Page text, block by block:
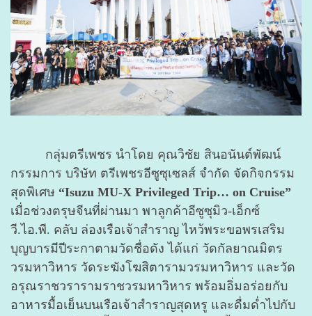
กลุ่มตรีเพชร นำโดย คุณวิชัย สินอนันต์พัฒน์
กรรมการ บริษัท ตรีเพชรอีซูซุเซลส์ จำกัด จัดกิจกรรม
สุดพิเศษ “Isuzu MU-X Privileged Trip… on Cruise”
เมื่อช่วงตรุษจีนที่ผ่านมา พาลูกค้าอีซูซุมิว-เอ็กซ์
วี.ไอ.พี. คลับ ล่องเรือเจ้าสำราญ ไหว้พระขอพรเสริม
บุญบารมีปีระกาตามวัดชื่อดัง ได้แก่ วัดกัลยาณมิตร
วรมหาวิหาร วัดระฆังโฆสิตารามวรมหาวิหาร และวัด
อรุณราชวรารามราชวรมหาวิหาร พร้อมอิ่มอร่อยกับ
อาหารมื้อเย็นบนเรือเจ้าสำราญสุดหรู และดื่มด่ำไปกับ